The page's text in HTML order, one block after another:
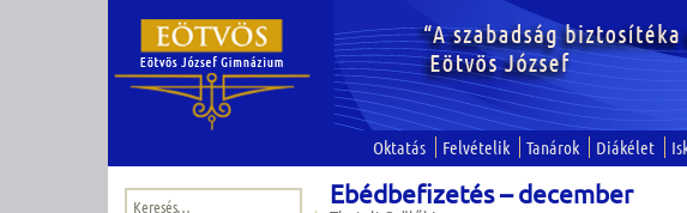
Oktatás Felvételik Tanárok Diákélet
Keresés: Ebédbefizetés – december